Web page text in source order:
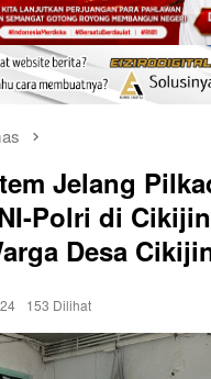
Jelang
Polri di
Desa
153 Dilihat